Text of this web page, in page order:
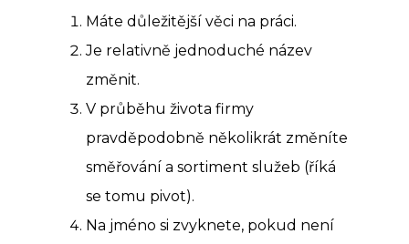
Máte důležitější věci na práci.
Je relativně jednoduché název
změnit.
V průběhu života firmy
pravděpodobně několikrát změníte
směřování a sortiment služeb (říká
se tomu pivot).
Na jméno si zvyknete, pokud není